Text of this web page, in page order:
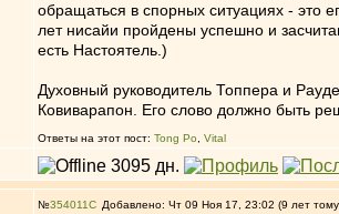
обращаться в спорных ситуациях - это
лет нисайи пройдены успешно и
есть Настоятель.)
Духовный руководитель Топпера и
Ковиварапон. Его слово должно быть
Ответы на этот пост: Tong Po Vital
№354011 Добавлено: Чт 09 Ноя 17, 23:02 (9 лет